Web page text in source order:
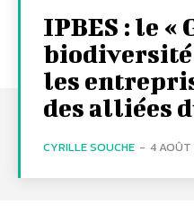
IPBES : le «
biodiversité
les
des alliées
CYRILLE SOUCHE - 4